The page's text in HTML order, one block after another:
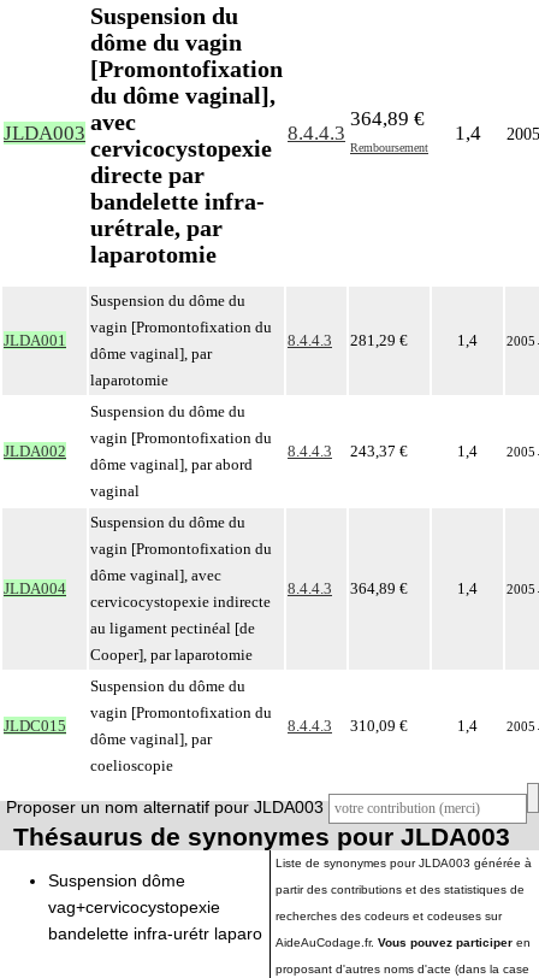
JLDA003
Suspension du
dôme du vagin
[Promontofixation
du dôme vaginal],
avec
cervicocystopexie
directe par
bandelette infra-
urétrale, par
laparotomie
8.4.4.3
364,89 €
Remboursement
1,4 2005
JLDA001
Suspension du dôme du
vagin [Promontofixation du
dôme vaginal], par
laparotomie
8.4.4.3 281,29 € 1,4 2005
JLDA002
Suspension du dôme du
vagin [Promontofixation du
dôme vaginal], par abord
vaginal
8.4.4.3 243,37 € 1,4 2005
JLDA004
Suspension du dôme du
vagin [Promontofixation du
dôme vaginal], avec
cervicocystopexie indirecte
au ligament pectinéal [de
Cooper], par laparotomie
8.4.4.3 364,89 € 1,4 2005
JLDC015
Suspension du dôme du
vagin [Promontofixation du
dôme vaginal], par
coelioscopie
8.4.4.3 310,09 € 1,4 2005
Proposer un nom alternatif pour JLDA003
Thésaurus de synonymes pour JLDA003
Suspension dôme
vag+cervicocystopexie
bandelette infra-urétr laparo
Liste de synonymes pour JLDA003 générée à
partir des contributions et des statistiques de
recherches des codeurs et codeuses sur
AideAuCodage.fr. Vous pouvez participer en
proposant d'autres noms d'acte (dans la case